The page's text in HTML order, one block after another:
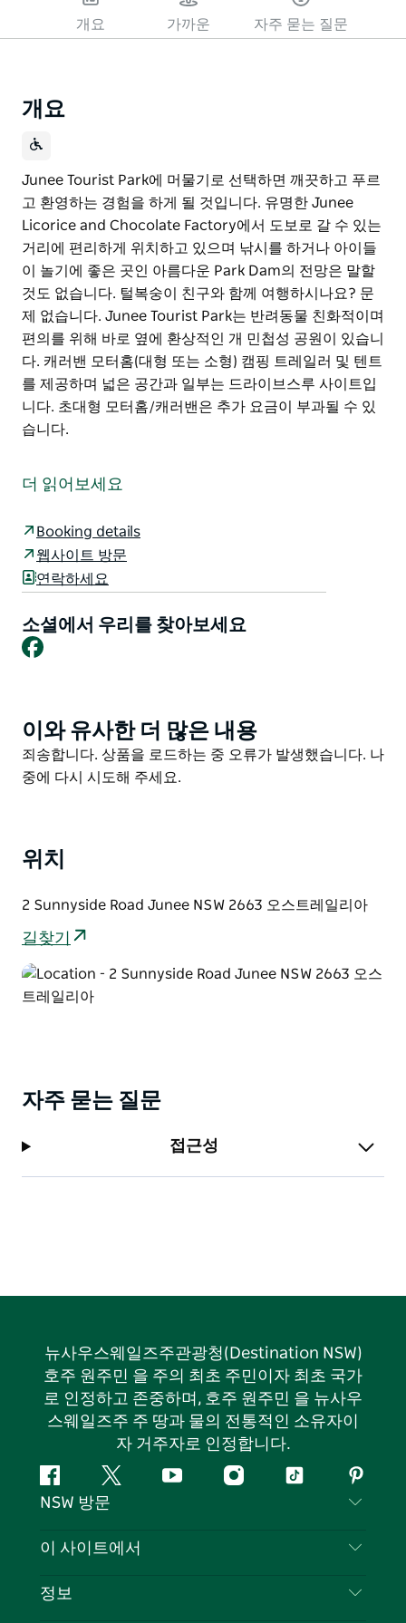
개요 가까운 자주 묻는 질문
개요
Junee Tourist Park에 머물기로 선택하면 깨끗하고 푸르
고 환영하는 경험을 하게 될 것입니다. 유명한 Junee
Licorice and Chocolate Factory에서 도보로 갈 수 있는
거리에 편리하게 위치하고 있으며 낚시를 하거나 아이들
이 놀기에 좋은 곳인 아름다운 Park Dam의 전망은 말할
것도 없습니다. 털복숭이 친구와 함께 여행하시나요? 문
제 없습니다. Junee Tourist Park는 반려동물 친화적이며
편의를 위해 바로 옆에 환상적인 개 민첩성 공원이 있습니
다. 캐러밴 모터홈(대형 또는 소형) 캠핑 트레일러 및 텐트
를 제공하며 넓은 공간과 일부는 드라이브스루 사이트입
니다. 초대형 모터홈/캐러밴은 추가 요금이 부과될 수 있
습니다.
고 환영하는 경험을 하게 될 것입니다. 유명한 Junee
이 놀기에 좋은 곳인 아름다운 Park Dam의 전망은 말할
것도 없습니다.
털복숭이 친구와 함께 여행하시나요? 문제 없습니다.
Junee Tourist Park는 반려동물 친화적이며 편의를 위해
바로 옆에 환상적인 개 민첩성 공원이 있습니다.
다. 초대형 모터홈/캐러밴은 추가 요금이 부과될 수 있습
니다.
더 읽어보세요
Booking details
웹사이트 방문
연락하세요
소셜에서 우리를 찾아보세요
Facebook
Product
List
이와 유사한 더 많은 내용
Product
List
죄송합니다. 상품을 로드하는 중 오류가 발생했습니다. 나
중에 다시 시도해 주세요.
위치
2 Sunnyside Road Junee NSW 2663 오스트레일리아
길찾기
자주 묻는 질문
접근성
뉴사우스웨일즈주관광청(Destination NSW)
호주 원주민 을 주의 최초 주민이자 최초 국가
로 인정하고 존중하며, 호주 원주민 을 뉴사우
스웨일즈주 주 땅과 물의 전통적인 소유자이
자 거주자로 인정합니다.
페
이
북
지
다
유
인
틱
핀
터
스
NSW 방문
문의하기
이 사이트에서
목적지
정보